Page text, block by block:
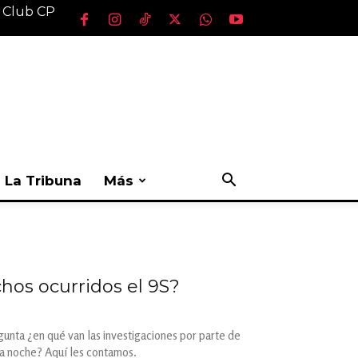
CP
La Tribuna Más
ocurridos el 9S?
¿en qué van las investigaciones por parte de
noche? Aquí les contamos.